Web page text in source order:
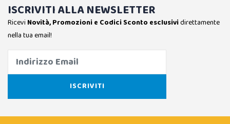
ISCRIVITI ALLA NEWSLETTER
Ricevi Novità, Promozioni e Codici Sconto esclusividirettamente
nella tua email!